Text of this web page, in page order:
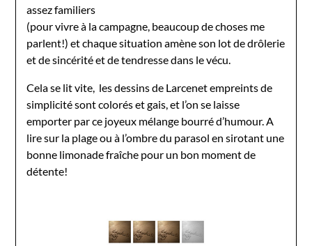
assez familiers
(pour vivre à la campagne, beaucoup de choses me
parlent!) et chaque situation amène son lot de drôlerie
et de sincérité et de tendresse dans le vécu.
Cela se lit vite, les dessins de Larcenet empreints de
simplicité sont colorés et gais, et l’on se laisse
emporter par ce joyeux mélange bourré d’humour. A
lire sur la plage ou à l’ombre du parasol en sirotant une
bonne limonade fraîche pour un bon moment de
détente!